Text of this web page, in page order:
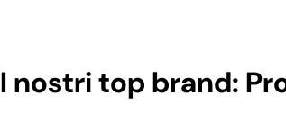
I nostri top brand: